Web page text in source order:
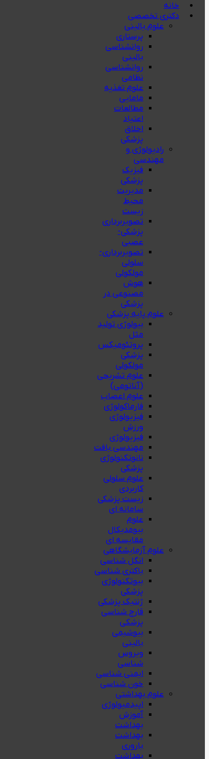
خانه
دکتری تخصصی
علوم بالینی
پرستاری
روانشناسی
بالینی
روانشناسی
نظامی
علوم تغذیه
مامایی
مطالعات
اعتیاد
اخلاق
پزشکی
رادیولوژی و
مهندسی
فيزيك
پزشکی
مدیریت
محیط
زیست
تصویربرداری
پزشکی-
عصبی
تصویربرداری-
سلولی
مولکولی
هوش
مصنوعی در
پزشکی
علوم پایه پزشکی
بیولوژی تولید
مثل
پروتئومیکس
پزشکی
مولکولی
علوم تشریحی
(آناتومی)
علوم اعصاب
فارماکولوژی
فیزیولوژی
ورزش
فیزیولوژی
مهندسی بافت
نانوتکنولوژی
پزشکی
علوم سلولی
کاربردی
زیست پزشکی
سامانه ای
علوم
بیومدیکال
مقایسه ای
علوم آزمایشگاهی
انگل شناسی
باکتری شناسی
بیوتکنولوژی
پزشکی
ژنتيك پزشکی
قارچ شناسی
پزشكی
بیوشیمی
بالینی
ویروس
شناسی
ایمنی شناسی
خون شناسی
علوم بهداشتی
اپیدمیولوژی
آموزش
بهداشت
بهداشت
باروری
بهداشت